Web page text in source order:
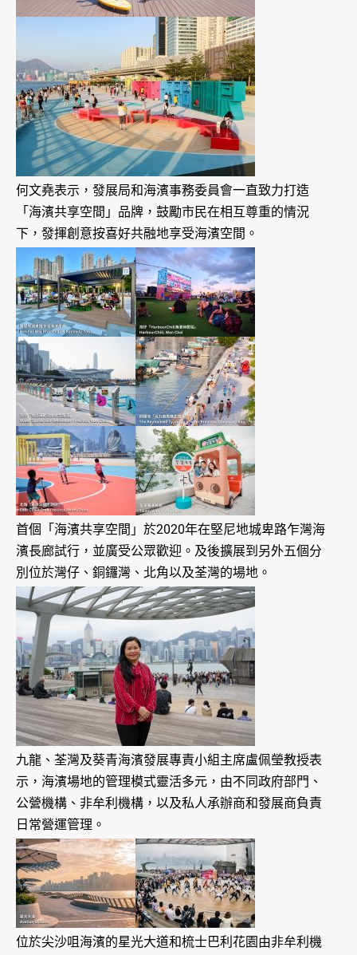
何文堯表示，發展局和海濱事務委員會一直致力打造
「海濱共享空間」品牌，鼓勵市民在相互尊重的情況
下，發揮創意按喜好共融地享受海濱空間。
首個「海濱共享空間」於2020年在堅尼地城卑路乍灣海
濱長廊試行，並廣受公眾歡迎。及後擴展到另外五個分
別位於灣仔、銅鑼灣、北角以及荃灣的場地。
九龍、荃灣及葵青海濱發展專責小組主席盧佩瑩教授表
示，海濱場地的管理模式靈活多元，由不同政府部門、
公營機構、非牟利機構，以及私人承辦商和發展商負責
日常營運管理。
位於尖沙咀海濱的星光大道和梳士巴利花園由非牟利機